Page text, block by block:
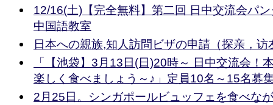
12/16(土)【完全無料】第二回 日中交流会パ
中国語教室
日本への親族,知人訪問ビザの申請（探亲，访
「【池袋】3月13日(日)20時～ 日中交流会！
楽しく食べましょう～♪」定員10名～15名募
2月25日。シンガポールビュッフェを食べな